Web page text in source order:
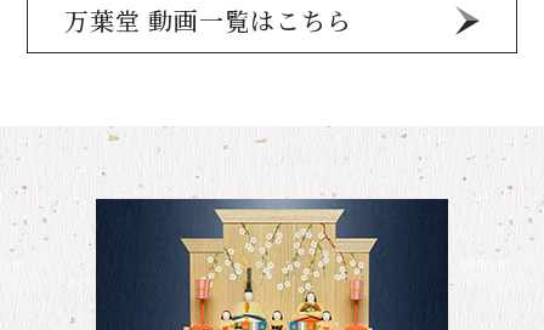
万葉堂 動画一覧はこちら